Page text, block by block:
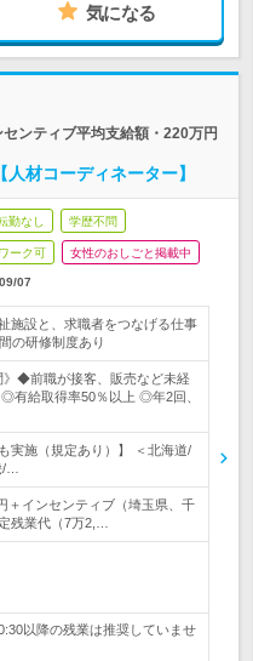
気になる
ンティブ平均支給額・220万円
材コーディネーター】
勤なし 学歴不問
ーク可 女性のおしごと掲載中
07
施設と、求職者をつなげる仕事
の研修制度あり
》◆前職が接客、販売など未経
有給取得率50％以上 ◎年2回、
実施（規定あり）】 ＜北海道/
…
＋インセンティブ（埼玉県、千
残業代（7万2,…
以降の残業は推奨していませ